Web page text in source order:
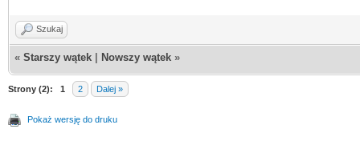
Szukaj
« Starszy wątek Nowszy wątek »
Strony (2): 1 2 Dalej »
Pokaż wersję do druku